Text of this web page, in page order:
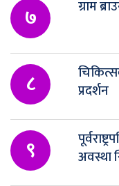
७ ग्राम
८
प्रदर्शन
९
अवस्था